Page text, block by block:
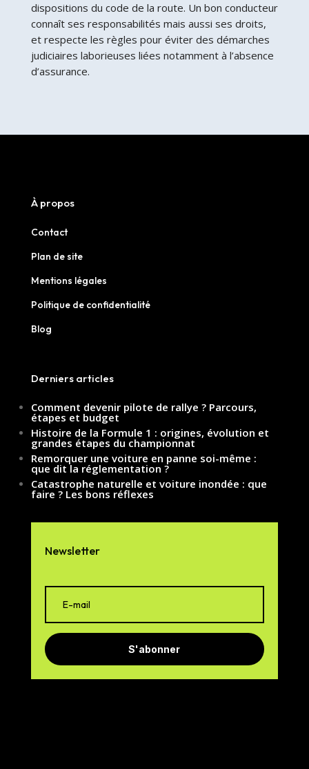
dispositions du code de la route. Un bon conducteur
connaît ses responsabilités mais aussi ses droits,
et respecte les règles pour éviter des démarches
judiciaires laborieuses liées notamment à l’absence
d’assurance.
À propos
Contact
Plan de site
Mentions légales
Politique de confidentialité
Blog
Derniers articles
Comment devenir pilote de rallye ? Parcours,
étapes et budget
Histoire de la Formule 1 : origines, évolution et
grandes étapes du championnat
Remorquer une voiture en panne soi-même :
que dit la réglementation ?
Catastrophe naturelle et voiture inondée : que
faire ? Les bons réflexes
Newsletter
S'abonner